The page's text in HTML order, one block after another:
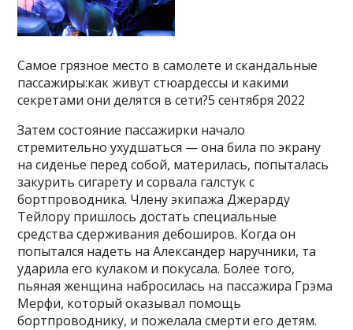
Самое грязное место в самолете и скандальные
пассажиры:как живут стюардессы и какими
секретами они делятся в сети?5 сентября 2022
Затем состояние пассажирки начало
стремительно ухудшаться — она била по экрану
на сиденье перед собой, материлась, попыталась
закурить сигарету и сорвала галстук с
бортпроводника. Члену экипажа Джерарду
Тейлору пришлось достать специальные
средства сдерживания дебоширов. Когда он
попытался надеть на Александер наручники, та
ударила его кулаком и покусала. Более того,
пьяная женщина набросилась на пассажира Грэма
Мерфи, который оказывал помощь
бортпроводнику, и пожелала смерти его детям.